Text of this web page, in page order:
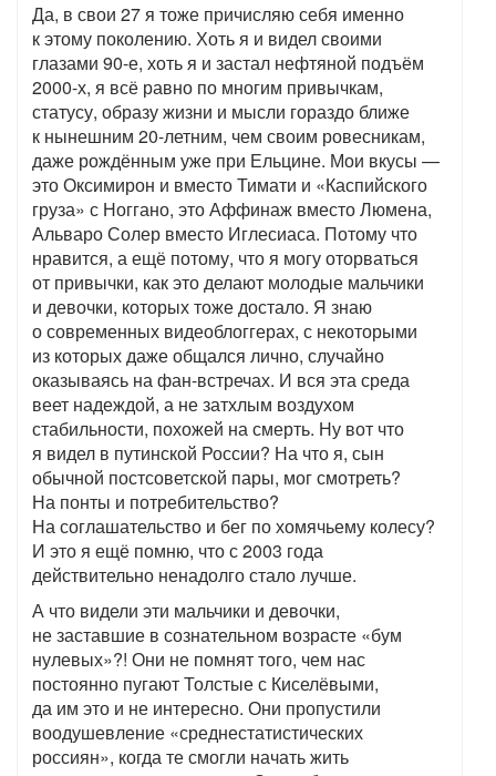
Да, в свои 27 я тоже причисляю себя именно
к этому поколению. Хоть я и видел своими
глазами 90-е, хоть я и застал нефтяной подъём
2000-х, я всё равно по многим привычкам,
статусу, образу жизни и мысли гораздо ближе
к нынешним 20-летним, чем своим ровесникам,
даже рождённым уже при Ельцине. Мои вкусы —
это Оксимирон и вместо Тимати и «Каспийского
груза» с Ноггано, это Аффинаж вместо Люмена,
Альваро Солер вместо Иглесиаса. Потому что
нравится, а ещё потому, что я могу оторваться
от привычки, как это делают молодые мальчики
и девочки, которых тоже достало. Я знаю
о современных видеоблоггерах, с некоторыми
из которых даже общался лично, случайно
оказываясь на фан-встречах. И вся эта среда
веет надеждой, а не затхлым воздухом
стабильности, похожей на смерть. Ну вот что
я видел в путинской России? На что я, сын
обычной постсоветской пары, мог смотреть?
На понты и потребительство?
На соглашательство и бег по хомячьему колесу?
И это я ещё помню, что с 2003 года
действительно ненадолго стало лучше.
А что видели эти мальчики и девочки,
не заставшие в сознательном возрасте «бум
нулевых»?! Они не помнят того, чем нас
постоянно пугают Толстые с Киселёвыми,
да им это и не интересно. Они пропустили
воодушевление «среднестатистических
россиян», когда те смогли начать жить